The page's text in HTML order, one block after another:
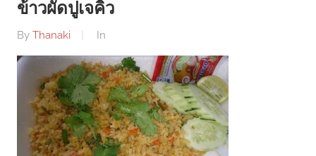
ข้าวผัดปูเจคิว
By Thanaki In